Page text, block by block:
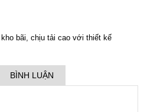
bãi, chịu tải cao với thiết kế
BÌNH LUẬN